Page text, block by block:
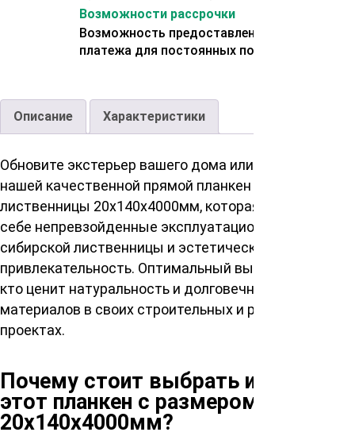
Возможности рассрочки
Возможность предоставления отсрочки
платежа для постоянных покупателей.
Описание Характеристики
Обновите экстерьер вашего дома или офиса с
нашей качественной прямой планкен из
лиственницы 20х140х4000мм, которая сочетает в
себе непревзойденные эксплуатационные качества
сибирской лиственницы и эстетическую
привлекательность. Оптимальный выбор для тех,
кто ценит натуральность и долговечность
материалов в своих строительных и ремонтных
проектах.
Почему стоит выбрать именно
этот планкен с размером
20х140х4000мм?